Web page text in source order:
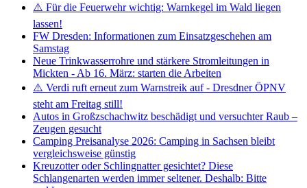
⚠️ Für die Feuerwehr wichtig: Warnkegel im Wald liegen
lassen!
FW Dresden: Informationen zum Einsatzgeschehen am
Samstag
Neue Trinkwasserrohre und stärkere Stromleitungen in
Mickten - Ab 16. März: starten die Arbeiten
⚠️ Verdi ruft erneut zum Warnstreik auf - Dresdner ÖPNV
steht am Freitag still!
Autos in Großzschachwitz beschädigt und versuchter Raub –
Zeugen gesucht
Camping Preisanalyse 2026: Camping in Sachsen bleibt
vergleichsweise günstig
Kreuzotter oder Schlingnatter gesichtet? Diese
Schlangenarten werden immer seltener. Deshalb: Bitte